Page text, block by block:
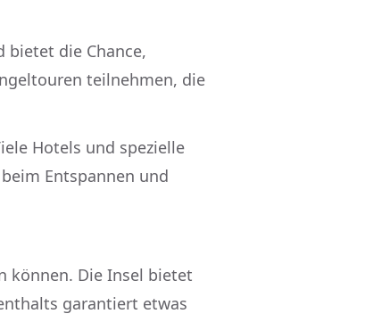
bietet die Chance,
teilnehmen, die
Hotels und spezielle
Entspannen und
können. Die Insel bietet
garantiert etwas